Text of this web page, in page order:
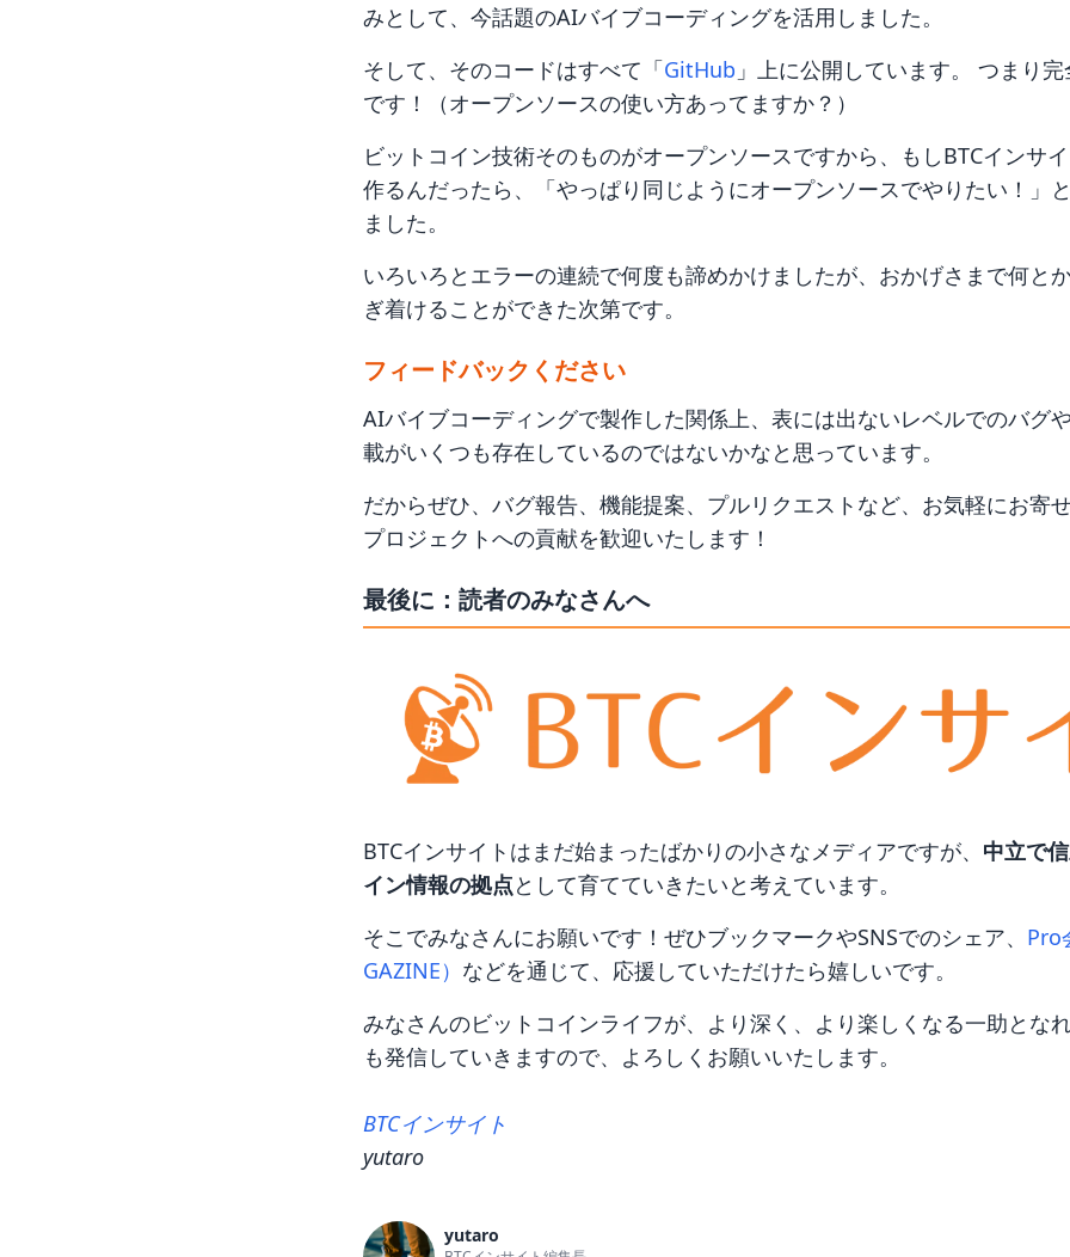
みとして、今話題のAIバイブコーディングを活用しました。
そして、そのコードはすべて「GitHub 」上に公開しています。 つまり
です！（オープンソースの使い方あってますか？）
ビットコイン技術そのものがオープンソースですから、もしBTCインサ
作るんだったら、「やっぱり同じようにオープンソースでやりたい！」
ました。
いろいろとエラーの連続で何度も諦めかけましたが、おかげさまで何と
ぎ着けることができた次第です。
フィードバックください
AIバイブコーディングで製作した関係上、表には出ないレベルでのバグ
載がいくつも存在しているのではないかなと思っています。
だからぜひ、バグ報告、機能提案、プルリクエストなど、お気軽にお寄
プロジェクトへの貢献を歓迎いたします！
最後に：読者のみなさんへ
BTCインサイトはまだ始まったばかりの小さなメディアですが、 中立で
イン情報の拠点として育てていきたいと考えています。
そこでみなさんにお願いです！ぜひブックマークやSNSでのシェア、 Pro
GAZINE） などを通じて、応援していただけたら嬉しいです。
みなさんのビットコインライフが、より深く、より楽しくなる一助とな
も発信していきますので、よろしくお願いいたします。
BTCインサイト
yutaro
yutaro